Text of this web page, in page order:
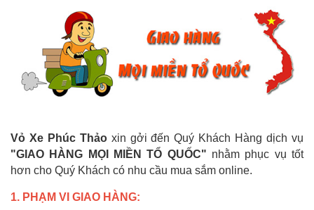
Vỏ Xe Phúc Thảoxin gởi đến Quý Khách Hàng dịch vụ
"GIAO HÀNG MỌI MIỀN TỔ QUỐC" nhằm phục vụ tốt
hơn cho Quý Khách có nhu cầu mua sắm online.
1. PHẠM VI GIAO HÀNG: